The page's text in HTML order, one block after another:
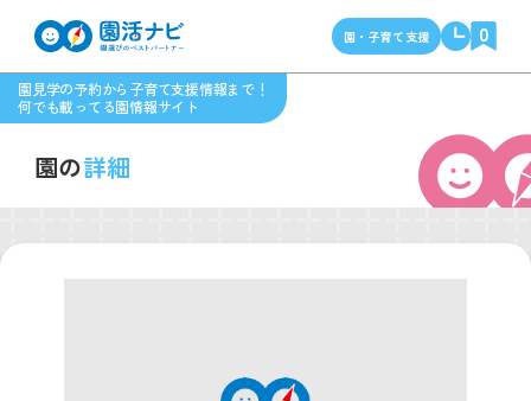
園見学の予約から子育て支援情報まで！
何でも載ってる園情報サイト
園・子育て支援 0
園の詳細